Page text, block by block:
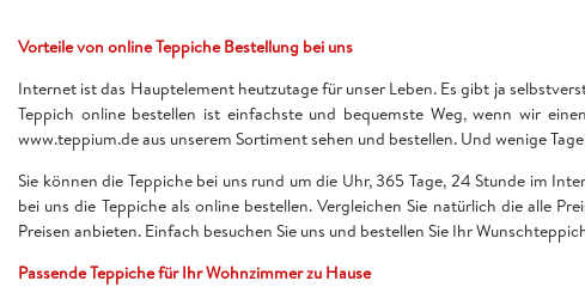
Vorteile von online Teppiche Bestellung bei uns
Internet ist das Hauptelement heutzutage für unser Leben. Es gibt ja
Teppich online bestellen ist einfachste und bequemste Weg, wenn wir
www.teppium.de aus unserem Sortiment sehen und bestellen. Und wenige
Sie können die Teppiche bei uns rund um die Uhr, 365 Tage, 24 Stunde im
bei uns die Teppiche als online bestellen. Vergleichen Sie natürlich die alle
Preisen anbieten. Einfach besuchen Sie uns und bestellen Sie Ihr
Passende Teppiche für Ihr Wohnzimmer zu Hause